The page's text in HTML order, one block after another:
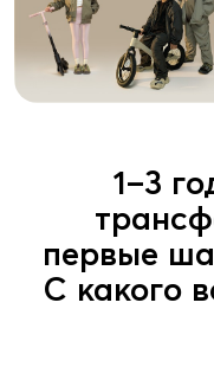
1–3
первые
С какого